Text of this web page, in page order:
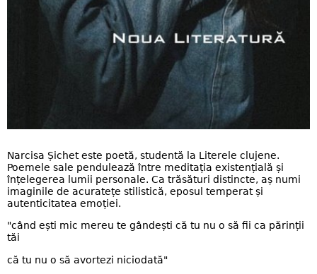
Narcisa Șichet este poetă, studentă la Literele clujene.
Poemele sale pendulează între meditația existențială și
înțelegerea lumii personale. Ca trăsături distincte, aș numi
imaginile de acuratețe stilistică, eposul temperat și
autenticitatea emoției.
"când ești mic mereu te gândești că tu nu o să fii ca părinții
tăi
că tu nu o să avortezi niciodată"